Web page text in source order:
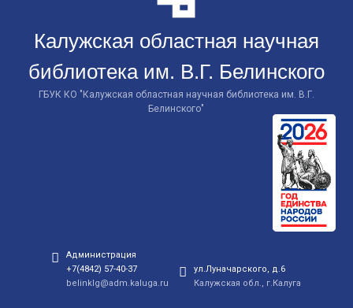
Калужская областная научная
библиотека им. В.Г. Белинского
ГБУК КО "Калужская областная научная библиотека им. В.Г.
Белинского"
Администрация
+7(4842) 57-40-37
belinklg@adm.kaluga.ru
ул.Луначарского, д.6
Калужская обл., г.Калуга